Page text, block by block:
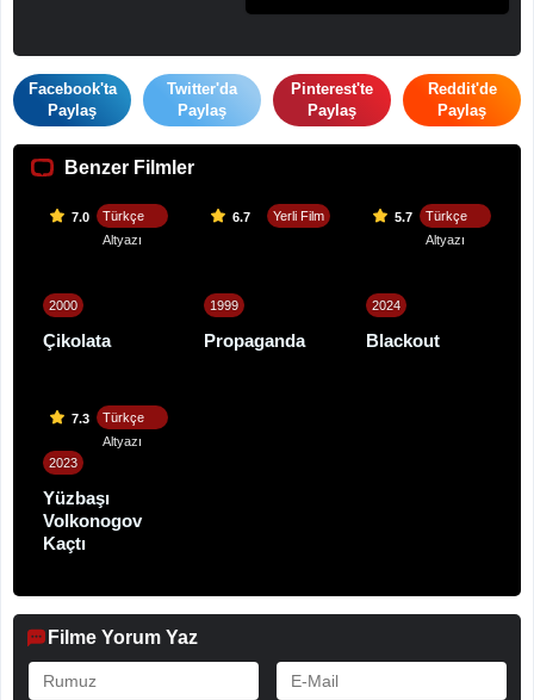
Facebook'ta
Paylaş
Twitter'da
Paylaş
Pinterest'te
Paylaş
Reddit'de
Paylaş
Benzer Filmler
7.0
Türkçe
Altyazı
2000
Çikolata
6.7 Yerli Film
1999
Propaganda
5.7
Türkçe
Altyazı
2024
Blackout
7.3
Türkçe
Altyazı
2023
Yüzbaşı
Volkonogov
Kaçtı
Filme Yorum Yaz